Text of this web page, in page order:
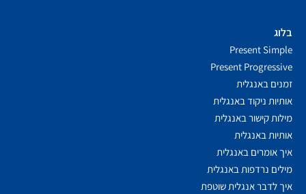
בלוג
Present Simple
Present Progressive
זמנים באנגלית
אותיות ניקוד באנגלית
מילות קישור באנגלית
אותיות באנגלית
איך אומרים באנגלית
מילים נרדפות באנגלית
איך לדבר אנגלית שוטפת